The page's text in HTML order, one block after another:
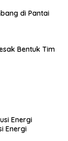
di Pantai
Bentuk Tim
Energi
Energi